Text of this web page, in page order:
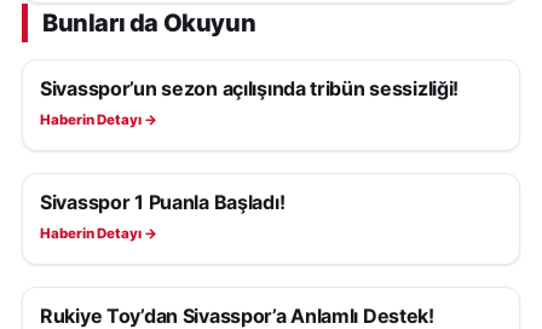
Bunları da Okuyun
SIVASSPOR HABERLERI
Sivasspor’un sezon açılışında tribün sessizliği!
Haberin Detayı →
SIVASSPOR HABERLERI
Sivasspor 1 Puanla Başladı!
Haberin Detayı →
SIVASSPOR HABERLERI
Rukiye Toy’dan Sivasspor’a Anlamlı Destek!